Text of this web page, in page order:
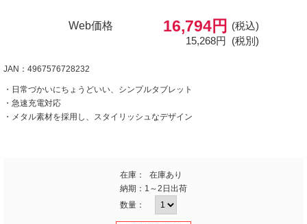
Web価格 16,794円
(税込)
15,268円 (税別)
JAN：4967576728232
・日常づかいにちょうどいい、シンプルタブレット
・急速充電対応
・メタル素材を採用し、スタイリッシュなデザイン
在庫：
在庫あり
納期： 1～2日出荷
数量：